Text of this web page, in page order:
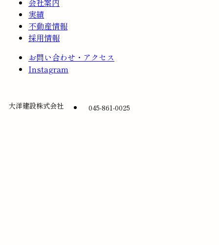
会社案内
実績
不動産情報
採用情報
お問い合わせ・アクセス
Instagram
大洋建設株式会社 045-861-0025